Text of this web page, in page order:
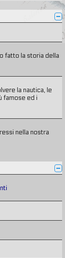
fatto la storia della
la nautica, le
famose ed i
nella nostra